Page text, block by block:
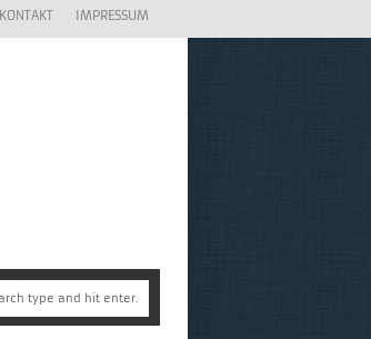
KONTAKT IMPRESSUM